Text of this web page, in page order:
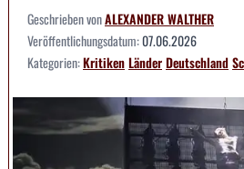
Geschrieben vonALEXANDER WALTHER
Veröffentlichungsdatum:07.06.2026
Kategorien:KritikenLänderDeutschland